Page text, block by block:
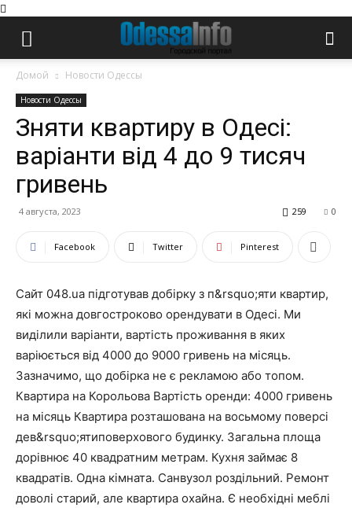
Домой Новости Одессы
Новости Одессы
Зняти квартиру в Одесі:
варіанти від 4 до 9 тисяч
гривень
4 августа, 2023 0
259
Facebook Twitter Pinterest
Сайт 048.ua підготував добірку з п&rsquo;яти квартир,
які можна довгостроково орендувати в Одесі. Ми
виділили варіанти, вартість проживання в яких
варіюється від 4000 до 9000 гривень на місяць.
Зазначимо, що добірка не є рекламою або топом.
Квартира на Корольова Вартість оренди: 4000 гривень
на місяць Квартира розташована на восьмому поверсі
дев&rsquo;ятиповерхового будинку. Загальна площа
дорівнює 40 квадратним метрам. Кухня займає 8
квадратів. Одна кімната. Санвузол роздільний. Ремонт
доволі старий, але квартира охайна. Є необхідні меблі